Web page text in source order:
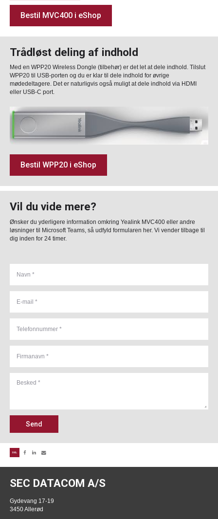
Bestil MVC400 i eShop
Trådløst deling af indhold
Med en WPP20 Wireless Dongle (tilbehør) er det let at dele indhold. Tilslut
WPP20 til USB-porten og du er klar til dele indhold for øvrige
mødedeltagere. Det er naturligvis også muligt at dele indhold via HDMI
eller USB-C port.
Bestil WPP20 i eShop
Vil du vide mere?
Ønsker du yderligere information omkring Yealink MVC400 eller andre
løsninger til Microsoft Teams, så udfyld formularen her. Vi vender tilbage til
dig inden for 24 timer.
Send
DEL
SEC DATACOM A/S
Gydevang 17-19
3450 Allerød